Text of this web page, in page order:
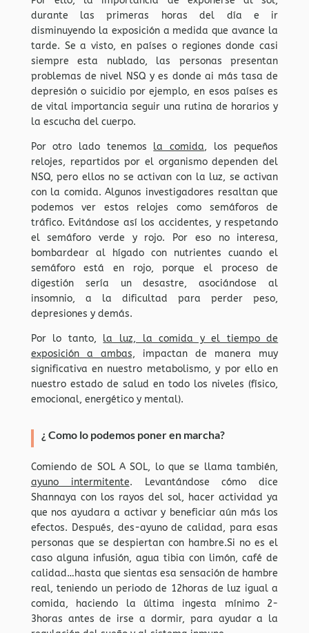
durante las primeras horas del día e ir
disminuyendo la exposición a medida que avance la
tarde. Se a visto, en países o regiones donde casi
siempre esta nublado, las personas presentan
problemas de nivel NSQ y es donde ai más tasa de
depresión o suicidio por ejemplo, en esos países es
de vital importancia seguir una rutina de horarios y
la escucha del cuerpo.
Por otro lado tenemos la comida, los pequeños
relojes, repartidos por el organismo dependen del
NSQ, pero ellos no se activan con la luz, se activan
con la comida. Algunos investigadores resaltan que
podemos ver estos relojes como semáforos de
tráfico. Evitándose así los accidentes, y respetando
el semáforo verde y rojo. Por eso no interesa,
bombardear al hígado con nutrientes cuando el
semáforo está en rojo, porque el proceso de
digestión sería un desastre, asociándose al
insomnio, a la dificultad para perder peso,
depresiones y demás.
Por lo tanto, la luz, la comida y el tiempo de
exposición a ambas, impactan de manera muy
significativa en nuestro metabolismo, y por ello en
nuestro estado de salud en todo los niveles (físico,
emocional, energético y mental).
¿ Como lo podemos poner en marcha?
Comiendo de SOL A SOL, lo que se llama también,
ayuno intermitente. Levantándose cómo dice
Shannaya con los rayos del sol, hacer actividad ya
que nos ayudara a activar y beneficiar aún más los
efectos. Después, des-ayuno de calidad, para esas
personas que se despiertan con hambre.Si no es el
caso alguna infusión, agua tibia con limón, café de
calidad…hasta que sientas esa sensación de hambre
real, teniendo un periodo de 12horas de luz igual a
comida, haciendo la última ingesta mínimo 2-
3horas antes de irse a dormir, para ayudar a la